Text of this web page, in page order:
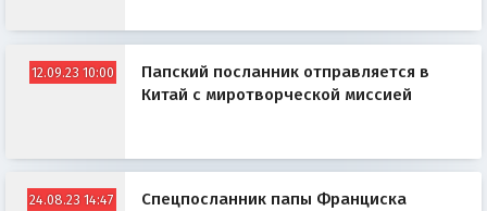
12.09.23 10:00
Папский посланник отправляется в
Китай с миротворческой миссией
24.08.23 14:47
Спецпосланник папы Франциска